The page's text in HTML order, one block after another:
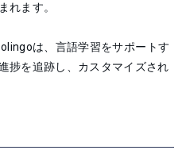
れます。
は、言語学習をサポートす
捗を追跡し、カスタマイズされ